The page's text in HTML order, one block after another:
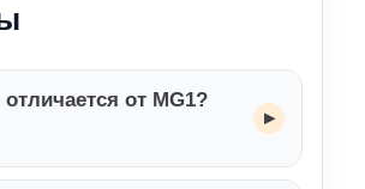
от MG1?
▸
— монтажная длина